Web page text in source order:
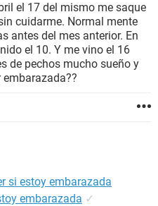
el 17 del mismo me saque
cuidarme. Normal mente
antes del mes anterior. En
el 10. Y me vino el 16
de pechos mucho sueño y
si estoy embarazada
embarazada ✓